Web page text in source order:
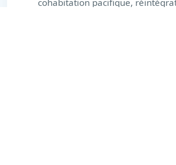
cohabitation pacifique,